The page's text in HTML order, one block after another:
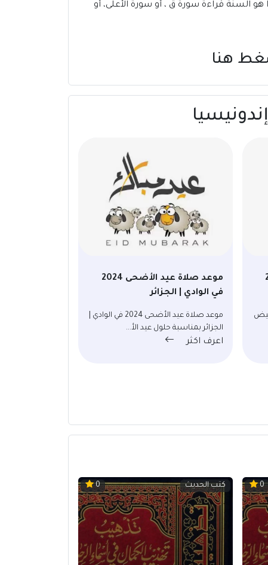
السنة قراءة سورة ق ، أو سورة الأعلى، أو
هنا
2024 في البيض
موعد صلاة عيد الأضحى 2024
في الوادي | الجزائر
موعد صلاة عيد الأضحى 2024 في الوادي |
الجزائر بمناسبة حلول عيد الأ...
اعرف اكثر
0 كتب الحديث 0